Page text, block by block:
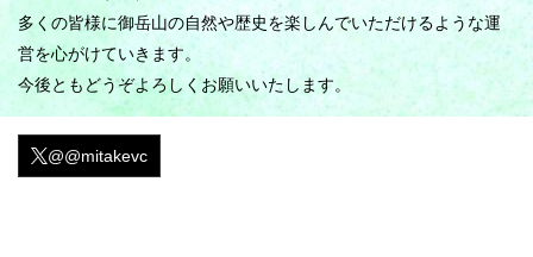
多くの皆様に御岳山の自然や歴史を楽しんでいただけるような運
営を心がけていきます。
今後ともどうぞよろしくお願いいたします。
@@mitakevc